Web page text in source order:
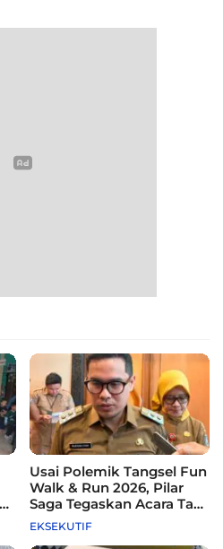
Usai Polemik Tangsel Fun
Walk & Run 2026, Pilar
Saga Tegaskan Acara Tak
Difasilitasi Pemkot
EKSEKUTIF